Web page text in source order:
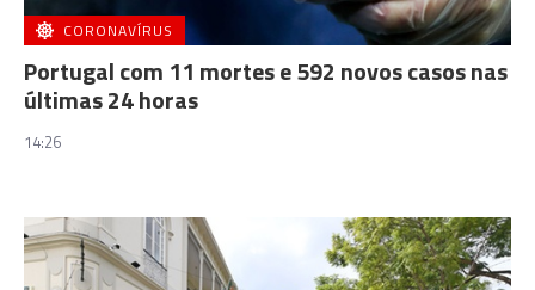
CORONAVÍRUS
Portugal com 11 mortes e 592 novos casos nas
últimas 24 horas
14:26